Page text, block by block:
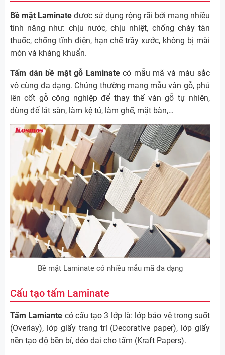
Bề mặt Laminate được sử dụng rộng rãi bởi mang nhiều
tính năng như: chịu nước, chịu nhiệt, chống cháy tàn
thuốc, chống tĩnh điện, hạn chế trầy xước, không bị mài
mòn và kháng khuẩn.
Tấm dán bề mặt gỗ Laminatecó mẫu mã và màu sắc
vô cùng đa dạng. Chúng thường mang mẫu vân gỗ, phủ
lên cốt gỗ công nghiệp để thay thế ván gỗ tự nhiên,
dùng để lát sàn, làm kệ tủ, làm ghế, mặt bàn,…
Bề mặt Laminate có nhiều mẫu mã đa dạng
Cấu tạo tấm Laminate
Tấm Lamiante có cấu tạo 3 lớp là: lớp bảo vệ trong suốt
(Overlay), lớp giấy trang trí (Decorative paper), lớp giấy
nền tạo độ bền bỉ, dẻo dai cho tấm (Kraft Papers).